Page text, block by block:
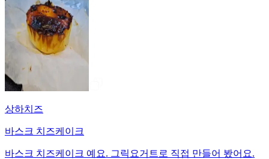
상하치즈
바스크 치즈케이크
바스크 치즈케이크 예요. 그릭요거트로 직접 만들어 봤어요.